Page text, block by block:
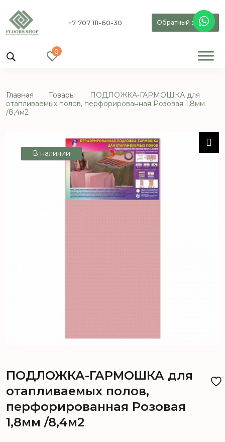
+7 707 111-60-30 Обратный звонок
0
Главная Товары
ПОДЛОЖКА-ГАРМОШКА для
отапливаемых полов, перфорированная Розовая 1,8мм
/8,4м2
В наличии
ПОДЛОЖКА-ГАРМОШКА для
отапливаемых полов,
перфорированная Розовая
1,8мм /8,4м2